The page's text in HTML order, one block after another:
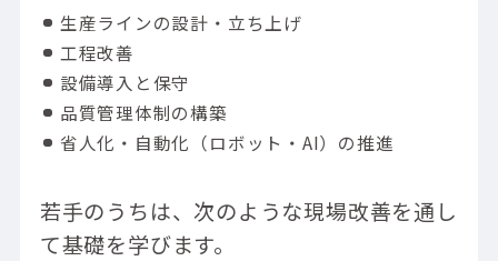
生産ラインの設計・立ち上げ
工程改善
設備導入と保守
品質管理体制の構築
省人化・自動化（ロボット・AI）の推進
若手のうちは、次のような現場改善を通し
て基礎を学びます。